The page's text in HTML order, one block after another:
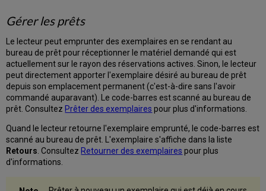
de
d'un
lecteur
dans
l'onglet
Retours
Options
d'affichage
pour
les
retours
Exporter
retours
Gérer les prêts
Le lecteur peut emprunter des exemplaires en se rendant au
bureau de prêt pour réceptionner le matériel demandé qui est
actuellement sur le rayon des réservations actives. Sinon, le lecteur
peut directement apporter l'exemplaire désiré au bureau de prêt
depuis son emplacement permanent (c'est-à-dire sans l'avoir
commandé auparavant). Le code-barres est scanné au bureau de
prêt. Consultez Prêter des exemplaires pour plus d'informations.
Quand le lecteur retourne l'exemplaire emprunté, le code-barres est
scanné au bureau de prêt. L'exemplaire s'affiche dans la liste
Retours. Consultez Retourner des exemplaires pour plus
d'informations.